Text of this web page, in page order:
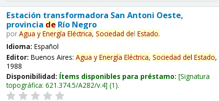
Estación transformadora San Antoni Oeste,
provincia deRío Negro
por Agua y Energía Eléctrica, Sociedad del Estado.
Idioma: Español
Editor: Buenos Aires: Agua y Energía Eléctrica, Sociedad del Estado,
1988
Disponibilidad: Ítems disponibles para préstamo: Signatura
topográfica: 621.374.5/A282/v.4 (1).